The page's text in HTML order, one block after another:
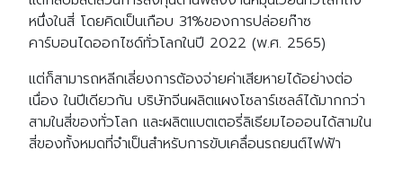
หนึ่งในสี่ โดยคิดเป็นเกือบ 31%ของการปล่อยก๊าซ
คาร์บอนไดออกไซด์ทั่วโลกในปี 2022 (พ.ศ. 2565)
แต่ก็สามารถหลีกเลี่ยงการต้องจ่ายค่าเสียหายได้อย่างต่อ
เนื่อง ในปีเดียวกัน บริษัทจีนผลิตแผงโซลาร์เซลล์ได้มากกว่า
สามในสี่ของทั่วโลก และผลิตแบตเตอรี่ลิเธียมไอออนได้สามใน
สี่ของทั้งหมดที่จำเป็นสำหรับการขับเคลื่อนรถยนต์ไฟฟ้า